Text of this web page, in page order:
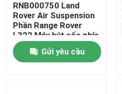
Nhà
Sản phẩm
RNB000750 Land
Rover Air Suspension
Phần Range Rover
L322 Máy hút sốc phía
trước
Gửi yêu cầu